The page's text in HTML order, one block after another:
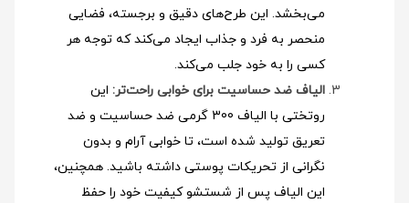
می‌بخشد. این طرح‌های دقیق و برجسته، فضایی
منحصر به فرد و جذاب ایجاد می‌کند که توجه هر
کسی را به خود جلب می‌کند.
الیاف ضد حساسیت برای خوابی راحت‌تر: این
روتختی با الیاف 300 گرمی ضد حساسیت و ضد
تعریق تولید شده است، تا خوابی آرام و بدون
نگرانی از تحریکات پوستی داشته باشید. همچنین،
این الیاف پس از شستشو کیفیت خود را حفظ